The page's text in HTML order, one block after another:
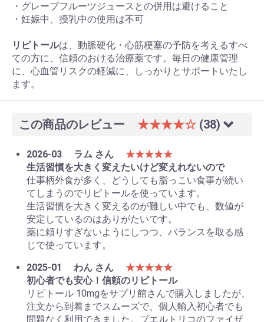
・グレープフルーツジュースとの併用は避けること
・妊娠中、授乳中の使用は不可
リピトールは、動脈硬化・心筋梗塞の予防を考えるすべ
ての方に、信頼のおける治療薬です。毎日の健康管理
に、心血管リスクの軽減に、しっかりとサポートいたし
ます。
この商品のレビュー ★★★★☆ (38)
2026-03 ラム さん
★★★★★
生活習慣を大きく変えたいけど変えれないので
仕事柄外食が多く、どうしても脂っこい食事が続い
てしまうのでリピトールを使っています。
生活習慣を大きく変えるのが難しい中でも、数値が
安定しているのはありがたいです。
薬に頼りすぎないようにしつつ、バランスを取る感
じで使っています。
2025-01
わん さん
★★★★★
初心者でも安心！信頼のリピトール
リピトール 10mgをサプリ館さんで購入しましたが、
注文から到着までスムーズで、個人輸入初心者でも
問題なく利用できました。プエルトリコのファイザ